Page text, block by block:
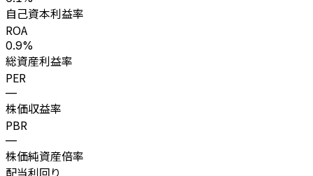
自己資本利益率
ROA
0.9%
総資産利益率
PER
—
株価収益率
PBR
—
株価純資産倍率
配当利回り